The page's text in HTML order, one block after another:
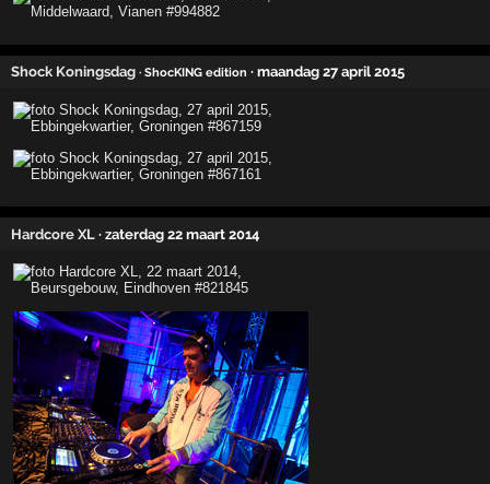
Shock Koningsdag · ShocKING edition · maandag 27 april 2015
Hardcore XL · zaterdag 22 maart 2014